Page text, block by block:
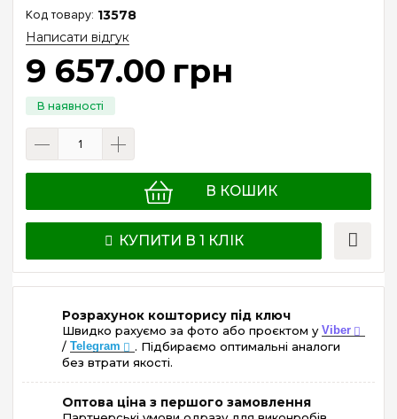
13578
Написати відгук
9 657.00 грн
В КОШИК
КУПИТИ В 1 КЛІК
Розрахунок кошторису під ключ
Швидко рахуємо за фото або проєктом у Viber
/ Telegram
. Підбираємо оптимальні аналоги
без втрати якості.
Оптова ціна з першого замовлення